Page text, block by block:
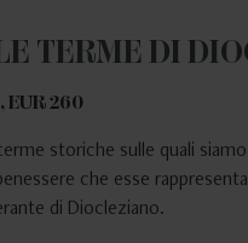
TERME DI
EUR 260
storiche sulle quali
che esse
di Diocleziano.